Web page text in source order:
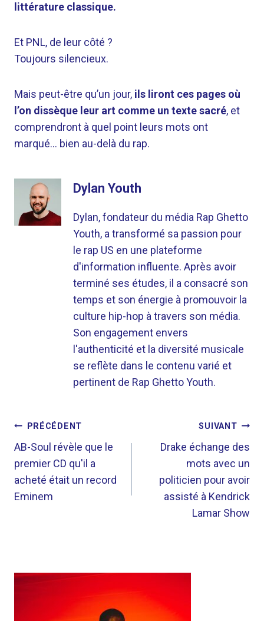
littérature classique.
Et PNL, de leur côté ?
Toujours silencieux.
Mais peut-être qu’un jour, ils liront ces pages où
l’on dissèque leur art comme un texte sacré, et
comprendront à quel point leurs mots ont
marqué… bien au-delà du rap.
Dylan Youth
Dylan, fondateur du média Rap Ghetto
Youth, a transformé sa passion pour
le rap US en une plateforme
d'information influente. Après avoir
terminé ses études, il a consacré son
temps et son énergie à promouvoir la
culture hip-hop à travers son média.
Son engagement envers
l'authenticité et la diversité musicale
se reflète dans le contenu varié et
pertinent de Rap Ghetto Youth.
NAVIGATION
DE
L’ARTICLE
PRÉCÉDENT
AB-Soul révèle que le
premier CD qu'il a
acheté était un record
Eminem
SUIVANT
Drake échange des
mots avec un
politicien pour avoir
assisté à Kendrick
Lamar Show